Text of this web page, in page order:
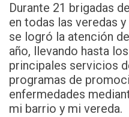
Durante 21 brigadas
en todas las veredas
se logró la atención
año, llevando hasta
principales servicios
programas de
enfermedades
mi barrio y mi vereda.